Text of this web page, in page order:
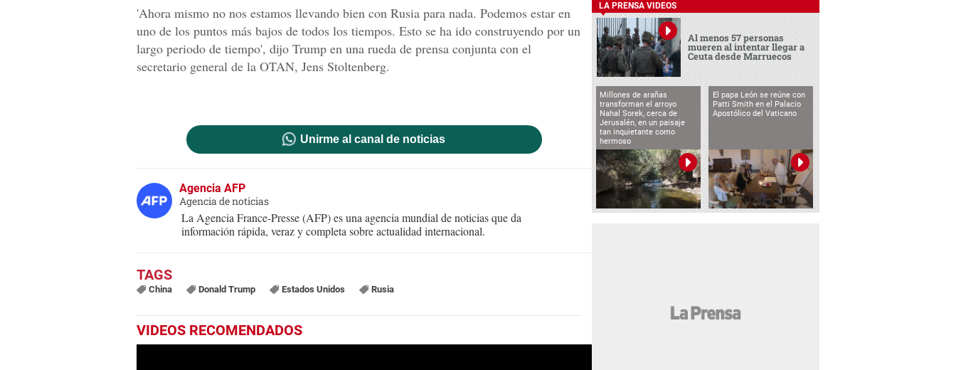
'Ahora mismo no nos estamos llevando bien con Rusia para nada. Podemos estar en
uno de los puntos más bajos de todos los tiempos. Esto se ha ido construyendo por un
largo periodo de tiempo', dijo Trump en una rueda de prensa conjunta con el
secretario general de la OTAN, Jens Stoltenberg.
Unirme al canal de noticias
Agencia AFP
Agencia de noticias
La Agencia France-Presse (AFP) es una agencia mundial de noticias que da
información rápida, veraz y completa sobre actualidad internacional.
China Donald Trump Estados Unidos Rusia
VIDEOS RECOMENDADOS
LA PRENSA VIDEOS
Al menos 57 personas
mueren al intentar llegar a
Ceuta desde Marruecos
Millones de arañas
transforman el arroyo
Nahal Sorek, cerca de
Jerusalén, en un paisaje
tan inquietante como
hermoso
El papa León se reúne con
Patti Smith en el Palacio
Apostólico del Vaticano